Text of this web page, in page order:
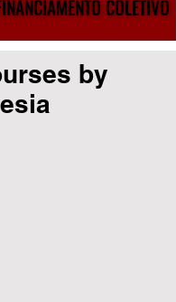
COLETIVO
COLETIVO
by